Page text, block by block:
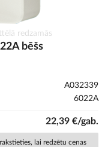
redzamās
bēšs
A032339
6022A
22,39 €/gab.
lai redzētu cenas